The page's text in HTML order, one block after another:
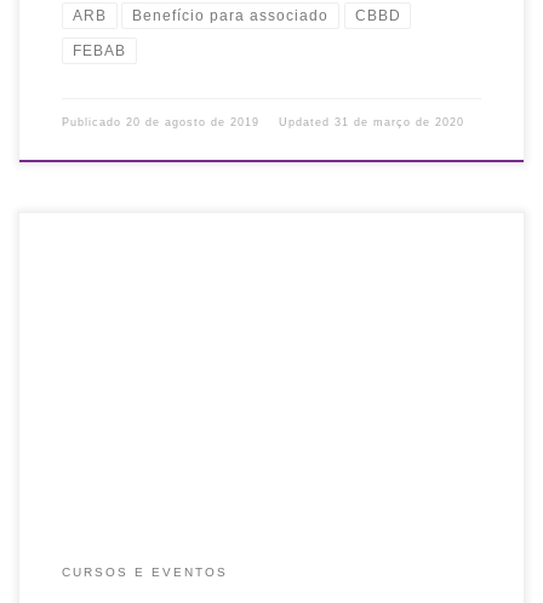
ARB Benefício para associado CBBD
FEBAB
Publicado 20 de agosto de 2019 Updated 31 de março de 2020
CURSOS E EVENTOS